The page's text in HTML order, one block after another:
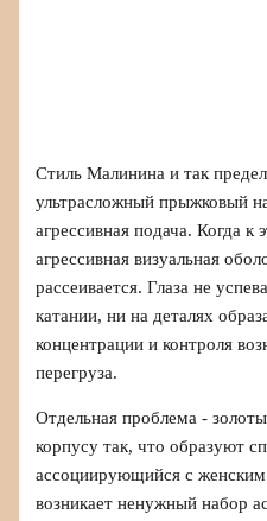
Стиль Малинина и так
ультрасложный прыжковый
агрессивная подача. Когда к
агрессивная визуальная
рассеивается. Глаза не
катании, ни на деталях
концентрации и контроля
перегруза.
Отдельная проблема -
корпусу так, что образуют
ассоциирующийся с женским
возникает ненужный набор